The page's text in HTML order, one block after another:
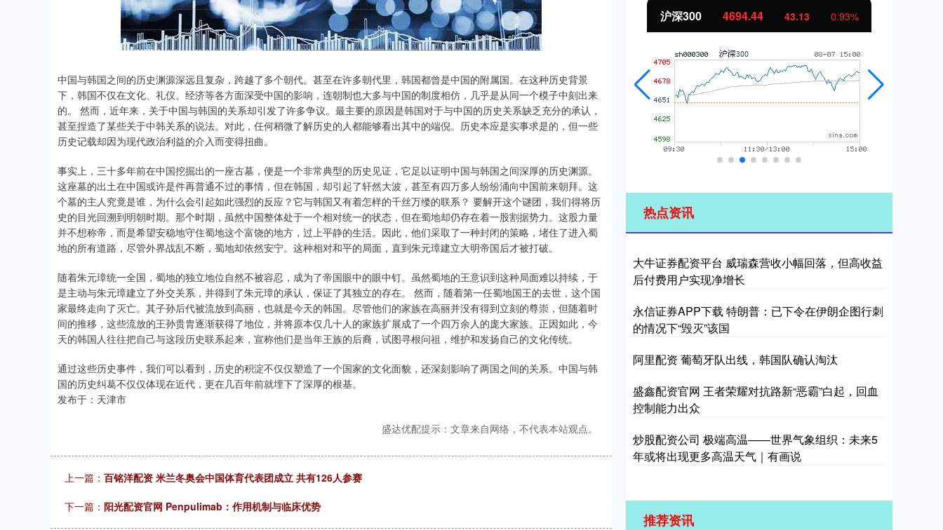
中国与韩国之间的历史渊源深远且复杂，跨越了多个朝代。甚至在许多朝代里，韩国都曾是中国的附属国。在这种历史背景
下，韩国不仅在文化、礼仪、经济等各方面深受中国的影响，连朝制也大多与中国的制度相仿，几乎是从同一个模子中刻出来
的。 然而，近年来，关于中国与韩国的关系却引发了许多争议。最主要的原因是韩国对于与中国的历史关系缺乏充分的承认，
甚至捏造了某些关于中韩关系的说法。对此，任何稍微了解历史的人都能够看出其中的端倪。历史本应是实事求是的，但一些
历史记载却因为现代政治利益的介入而变得扭曲。
事实上，三十多年前在中国挖掘出的一座古墓，便是一个非常典型的历史见证，它足以证明中国与韩国之间深厚的历史渊源。
这座墓的出土在中国或许是件再普通不过的事情，但在韩国，却引起了轩然大波，甚至有四万多人纷纷涌向中国前来朝拜。这
个墓的主人究竟是谁，为什么会引起如此强烈的反应？它与韩国又有着怎样的千丝万缕的联系？ 要解开这个谜团，我们得将历
史的目光回溯到明朝时期。那个时期，虽然中国整体处于一个相对统一的状态，但在蜀地却仍存在着一股割据势力。这股力量
并不想称帝，而是希望安稳地守住蜀地这个富饶的地方，过上平静的生活。因此，他们采取了一种封闭的策略，堵住了进入蜀
地的所有道路，尽管外界战乱不断，蜀地却依然安宁。这种相对和平的局面，直到朱元璋建立大明帝国后才被打破。
随着朱元璋统一全国，蜀地的独立地位自然不被容忍，成为了帝国眼中的眼中钉。虽然蜀地的王意识到这种局面难以持续，于
是主动与朱元璋建立了外交关系，并得到了朱元璋的承认，保证了其独立的存在。 然而，随着第一任蜀地国王的去世，这个国
家最终走向了灭亡。其子孙后代被流放到高丽，也就是今天的韩国。尽管他们的家族在高丽并没有得到立刻的尊崇，但随着时
间的推移，这些流放的王孙贵胄逐渐获得了地位，并将原本仅几十人的家族扩展成了一个四万余人的庞大家族。正因如此，今
天的韩国人往往把自己与这段历史联系起来，宣称他们是当年王族的后裔，试图寻根问祖，维护和发扬自己的文化传统。
通过这些历史事件，我们可以看到，历史的积淀不仅仅塑造了一个国家的文化面貌，还深刻影响了两国之间的关系。中国与韩
国的历史纠葛不仅仅体现在近代，更在几百年前就埋下了深厚的根基。
发布于：天津市
盛达优配提示：文章来自网络，不代表本站观点。
上一篇： 百铭洋配资 米兰冬奥会中国体育代表团成立 共有126人参赛
下一篇： 阳光配资官网 Penpulimab：作用机制与临床优势
上证指数 3940.04 39.68 1.02% 深证成指 14311.01 200.89 沪深300 4694.44 43.13 0.93%
热点资讯
大牛证券配资平台 威瑞森营收小幅回落，但高收益
后付费用户实现净增长
永信证券APP下载 特朗普：已下令在伊朗企图行刺
的情况下“毁灭”该国
阿里配资 葡萄牙队出线，韩国队确认淘汰
盛鑫配资官网 王者荣耀对抗路新“恶霸”白起，回血
控制能力出众
炒股配资公司 极端高温——世界气象组织：未来5
年或将出现更多高温天气｜有画说
推荐资讯